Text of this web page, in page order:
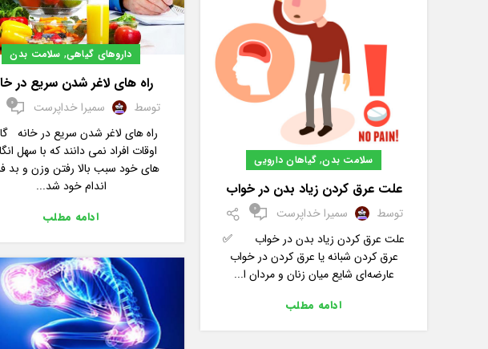
سلامت بدن, گیاهان دارویی
علت عرق کردن زیاد بدن در خواب
توسط سمیرا خداپرست 0
علت عرق کردن زیاد بدن در خواب ✅
عرق کردن شبانه یا عرق کردن در خواب
عارضه‌ای شایع میان زنان و مردان ا...
ادامه مطلب
داروهای گیاهی, سلامت بدن
راه های لاغر شدن سریع در
توسط سمیرا خداپرست 0
راه های لاغر شدن سریع در خانه
اوقات افراد نمی دانند که با سهل
های خود سبب بالا رفتن وزن و بد
اندام خود شد...
ادامه مطلب